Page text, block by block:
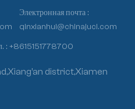
Электронная почта :
qinxianhui@chinajuci.com
:+8615151778700
district,Xiamen